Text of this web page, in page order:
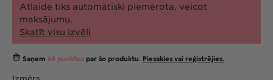
Atlaide tiks automātiski piemērota, veicot
maksājumu.
Skatīt visu izvēli
Saņem 64 punktus par šo produktu. Piesakies vai reģistrējies.